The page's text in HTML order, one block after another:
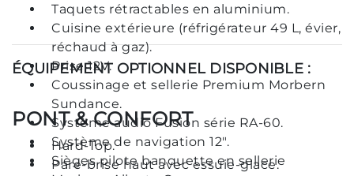
Taquets rétractables en aluminium.
Cuisine extérieure (réfrigérateur 49 L, évier,
réchaud à gaz).
Prise 12V.
Coussinage et sellerie Premium Morbern
Sundance.
Système audio Fusion série RA-60.
Système de navigation 12".
Sièges pilote banquette en sellerie
ÉQUIPEMENT OPTIONNEL DISPONIBLE :
PONT & CONFORT
Hard-Top.
Pare-brise haut avec essuie-glace.